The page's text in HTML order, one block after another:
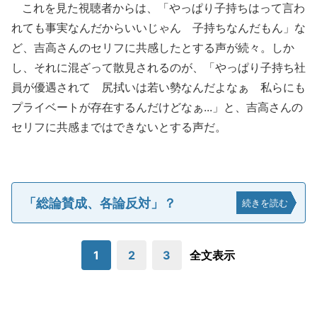
これを見た視聴者からは、「やっぱり子持ちはって言わ
れても事実なんだからいいじゃん 子持ちなんだもん」な
ど、吉高さんのセリフに共感したとする声が続々。しか
し、それに混ざって散見されるのが、「やっぱり子持ち社
員が優遇されて 尻拭いは若い勢なんだよなぁ 私らにも
プライベートが存在するんだけどなぁ...」と、吉高さんの
セリフに共感まではできないとする声だ。
「総論賛成、各論反対」？ 続きを読む
1 2 3 全文表示